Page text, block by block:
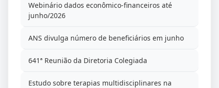
Webinário dados econômico-financeiros até
junho/2026
ANS divulga número de beneficiários em junho
641ª Reunião da Diretoria Colegiada
Estudo sobre terapias multidisciplinares na